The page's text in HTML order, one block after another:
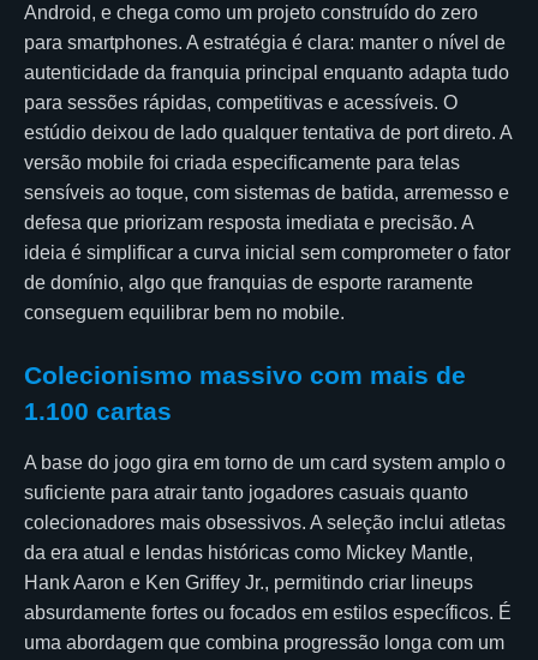
Android, e chega como um projeto construído do zero
para smartphones. A estratégia é clara: manter o nível de
autenticidade da franquia principal enquanto adapta tudo
para sessões rápidas, competitivas e acessíveis. O
estúdio deixou de lado qualquer tentativa de port direto. A
versão mobile foi criada especificamente para telas
sensíveis ao toque, com sistemas de batida, arremesso e
defesa que priorizam resposta imediata e precisão. A
ideia é simplificar a curva inicial sem comprometer o fator
de domínio, algo que franquias de esporte raramente
conseguem equilibrar bem no mobile.
Colecionismo massivo com mais de
1.100 cartas
A base do jogo gira em torno de um card system amplo o
suficiente para atrair tanto jogadores casuais quanto
colecionadores mais obsessivos. A seleção inclui atletas
da era atual e lendas históricas como Mickey Mantle,
Hank Aaron e Ken Griffey Jr., permitindo criar lineups
absurdamente fortes ou focados em estilos específicos. É
uma abordagem que combina progressão longa com um